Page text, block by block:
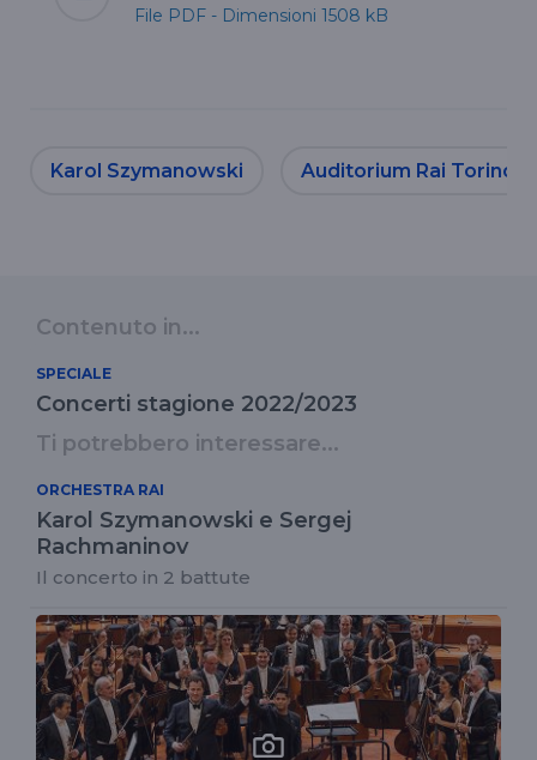
File PDF - Dimensioni 1508 kB
Karol Szymanowski Auditorium Rai Torino
Contenuto in...
SPECIALE
Concerti stagione 2022/2023
Ti potrebbero interessare...
ORCHESTRA RAI
Karol Szymanowski e Sergej
Rachmaninov
Il concerto in 2 battute